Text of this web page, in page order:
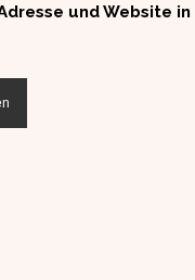
und Website